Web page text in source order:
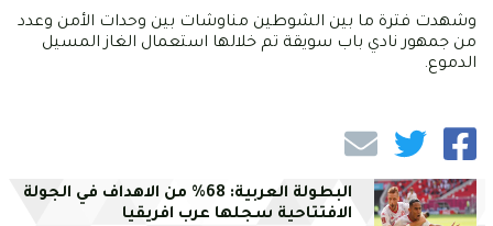
وشهدت فترة ما بين الشوطين مناوشات بين وحدات الأمن وعدد
من جمهور نادي باب سويقة تم خلالها استعمال الغاز المسيل
الدموع.
البطولة العربية: 68% من الاهداف في الجولة
الافتتاحية سجلها عرب افريقيا